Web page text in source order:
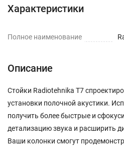
Характеристики
Полное наименование
Описание
Стойки Radiotehnika T7
установки полочной акустики.
получить более быстрые и
детализацию звука и расширить
Ваши колонки смогут